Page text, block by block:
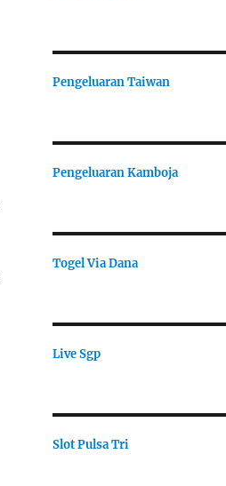
Pengeluaran Taiwan
Pengeluaran Kamboja
Togel Via Dana
Live Sgp
Slot Pulsa Tri